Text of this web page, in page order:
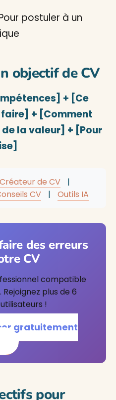
postuler à un
objectif de CV
+ [Ce
+ [Comment
la valeur] + [Pour
Créateur de CV
|
CV | Outils IA
des erreurs
CV
compatible
Rejoignez plus de 6
!
gratuitement
pour